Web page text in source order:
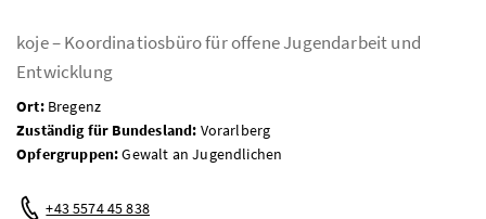
koje – Koordinatiosbüro für offene Jugendarbeit und
Entwicklung
Ort:Bregenz
Zuständig für Bundesland: Vorarlberg
Opfergruppen:Gewalt an Jugendlichen
Telefon:
+43 5574 45 838